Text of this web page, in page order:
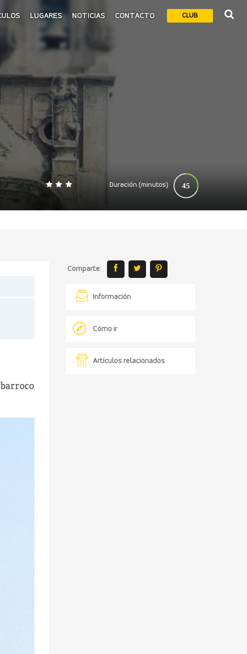
CLUB
LUGARES NOTICIAS CONTACTO
Duración (minutos) 45
0 140
Comparte:
Información
Cómo ir
Artículos relacionados